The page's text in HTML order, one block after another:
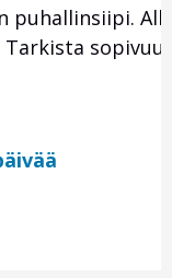
Tarkista